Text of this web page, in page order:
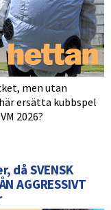
men utan
ersätta kubbspel
2026?
då SVENSK
AGGRESSIVT